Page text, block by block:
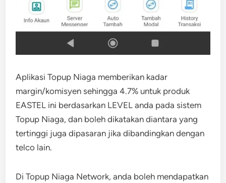
Aplikasi Topup Niaga memberikan kadar
margin/komisyen sehingga 4.7% untuk produk
EASTEL ini berdasarkan LEVEL anda pada sistem
Topup Niaga, dan boleh dikatakan diantara yang
tertinggi juga dipasaran jika dibandingkan dengan
telco lain.
Di Topup Niaga Network, anda boleh mendapatkan